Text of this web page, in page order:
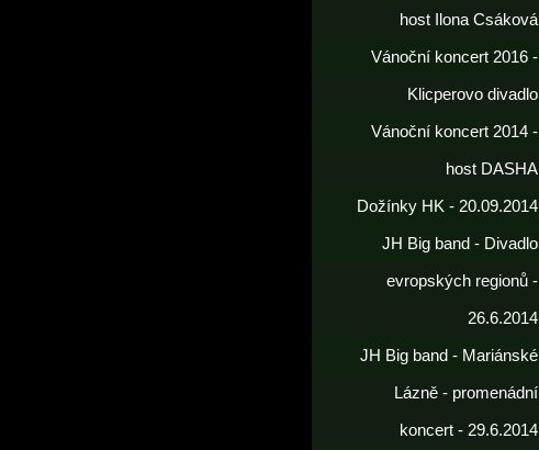
host Ilona Csáková
Vánoční koncert 2016 -
Klicperovo divadlo
Vánoční koncert 2014 -
host DASHA
Dožínky HK - 20.09.2014
JH Big band - Divadlo
evropských regionů -
26.6.2014
JH Big band - Mariánské
Lázně - promenádní
koncert - 29.6.2014